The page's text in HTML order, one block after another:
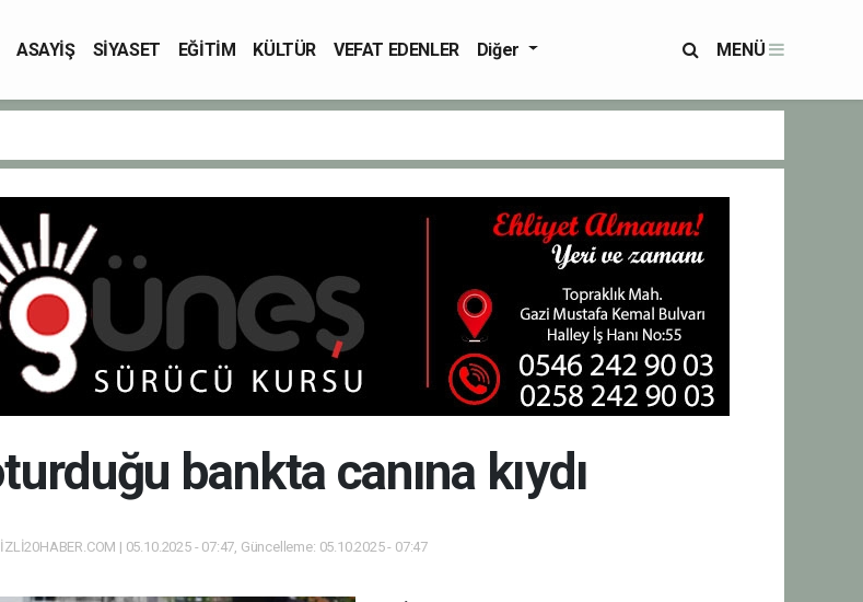
ASAYİŞ SİYASET EĞİTİM KÜLTÜR VEFAT EDENLER Diğer MENÜ
bankta canına kıydı
| 05.10.2025 - 07:47, Güncelleme: 05.10.2025 - 07:47